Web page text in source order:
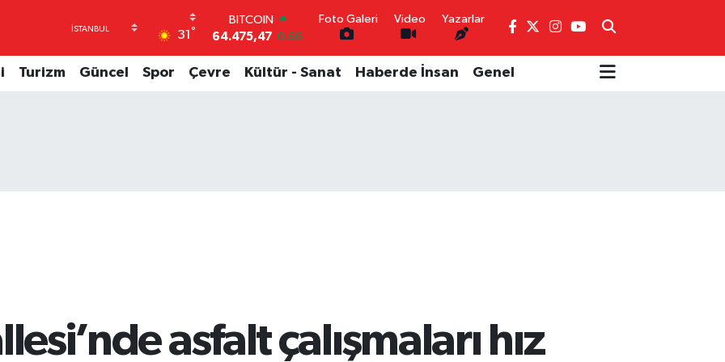
31 °
DOLAR
47,5971 0.05
EURO
55,1336
0.18
Foto Galeri Video Yazarlar
Turizm Güncel Spor Çevre Kültür - Sanat Haberde İnsan Genel
asfalt çalışmaları hız